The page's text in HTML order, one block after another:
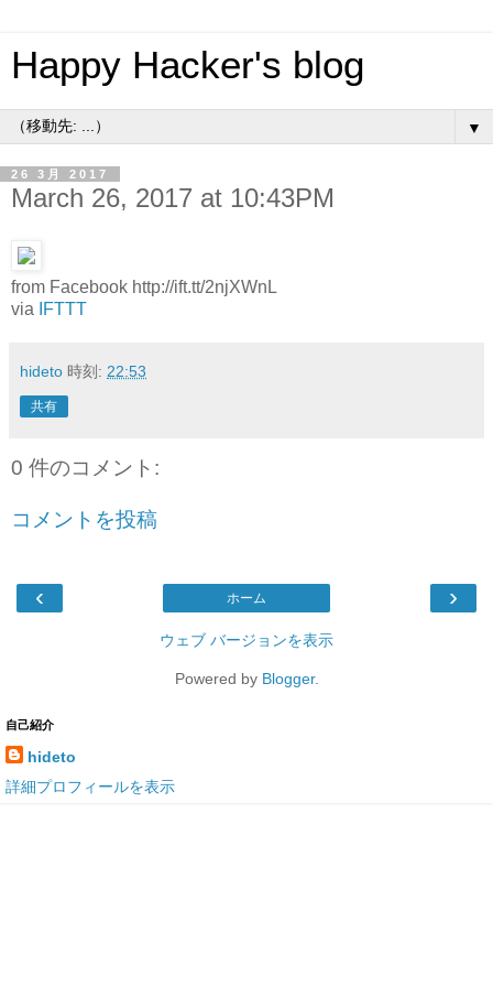
Happy Hacker's blog
▼
26 3月 2017
March 26, 2017 at 10:43PM
from Facebook http://ift.tt/2njXWnL
via
IFTTT
hideto 時刻: 22:53
共有
0 件のコメント:
コメントを投稿
‹ ›
ホーム
ウェブ バージョンを表示
Powered by Blogger.
自己紹介
hideto
詳細プロフィールを表示